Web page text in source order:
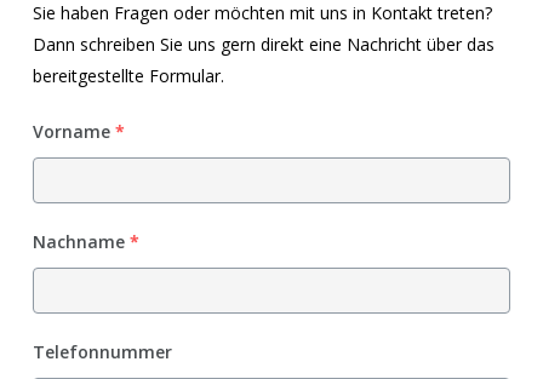
Sie haben Fragen oder möchten mit uns in Kontakt treten?
Dann schreiben Sie uns gern direkt eine Nachricht über das
bereitgestellte Formular.
Vorname *
Nachname *
Telefonnummer